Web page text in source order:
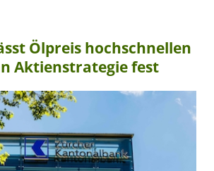
Ölpreis hochschnellen
Aktienstrategie fest